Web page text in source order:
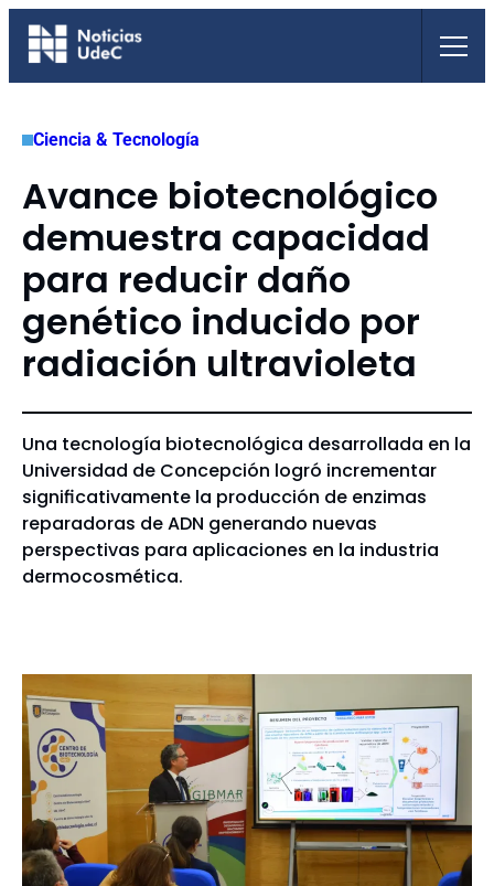
Saltar
Ciencia & Tecnología
Avance biotecnológico
demuestra capacidad
para reducir daño
genético inducido por
radiación ultravioleta
Una tecnología biotecnológica desarrollada en la
Universidad de Concepción logró incrementar
significativamente la producción de enzimas
reparadoras de ADN generando nuevas
perspectivas para aplicaciones en la industria
dermocosmética.